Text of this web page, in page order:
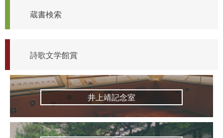
蔵書検索
詩歌文学館賞
井上靖記念室